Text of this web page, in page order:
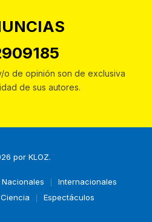
o de opinión son de exclusiva
de sus autores.
por KLOZ.
Nacionales
Internacionales
Ciencia Espectáculos